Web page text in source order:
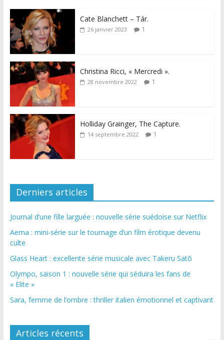
Cate Blanchett – Tár.
26 janvier 2023 1
Christina Ricci, « Mercredi ».
28 novembre 2022 1
Holliday Grainger, The Capture.
14 septembre 2022 1
Derniers articles
Journal d’une fille larguée : nouvelle série suédoise sur Netflix
Aema : mini-série sur le tournage d’un film érotique devenu
culte
Glass Heart : excellente série musicale avec Takeru Satō
Olympo, saison 1 : nouvelle série qui séduira les fans de
« Elite »
Sara, femme de l’ombre : thriller italien émotionnel et captivant
Articles récents